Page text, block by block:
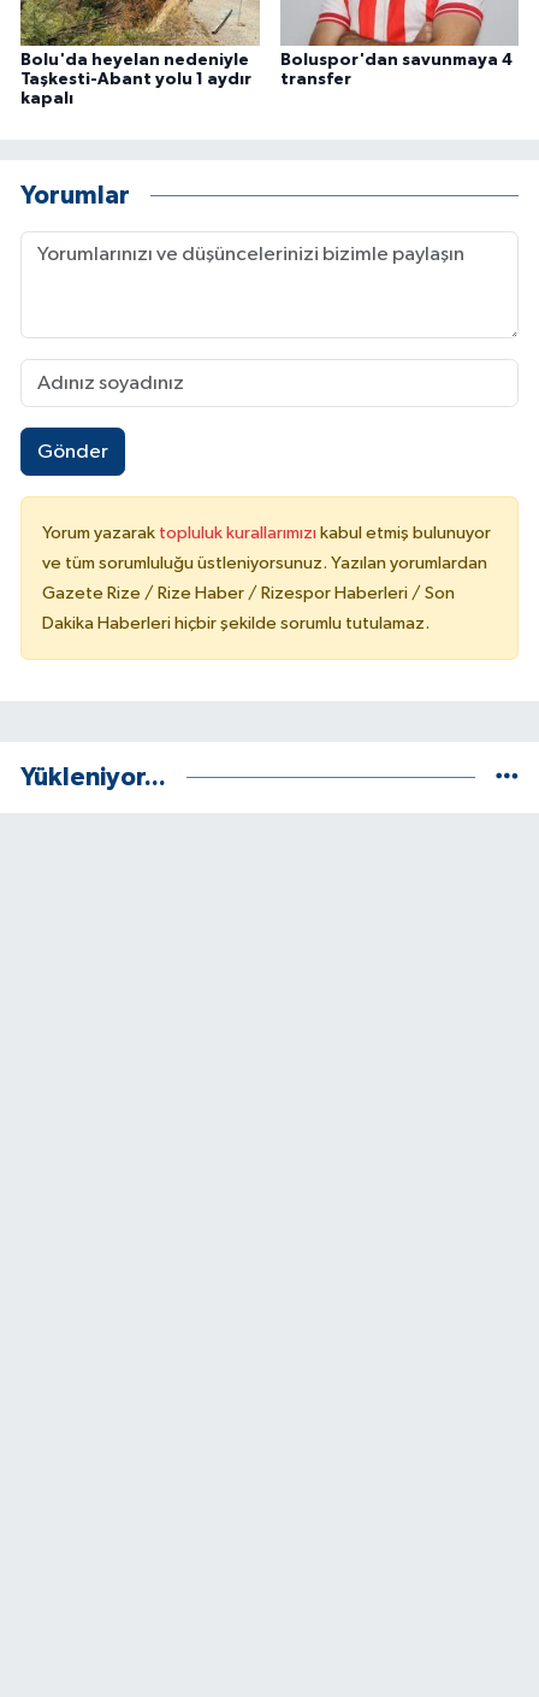
Bolu'da heyelan nedeniyle
Taşkesti-Abant yolu 1 aydır
kapalı
Boluspor'dan savunmaya 4
transfer
Yorumlar
Gönder
Yorum yazarak topluluk kurallarımızı kabul etmiş bulunuyor
ve tüm sorumluluğu üstleniyorsunuz. Yazılan yorumlardan
Gazete Rize / Rize Haber / Rizespor Haberleri / Son
Dakika Haberleri hiçbir şekilde sorumlu tutulamaz.
Yükleniyor...